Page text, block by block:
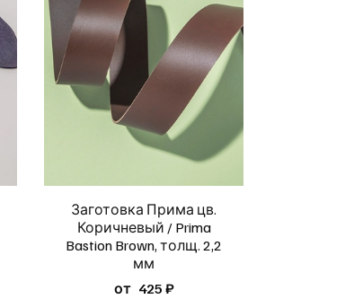
Заготовка Прима цв.
Коричневый / Prima
Bastion Brown, толщ. 2,2
мм
от 425 ₽